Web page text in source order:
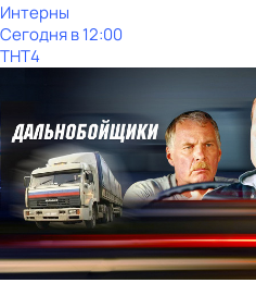
Интерны
Сегодня в 12:00
ТНТ4